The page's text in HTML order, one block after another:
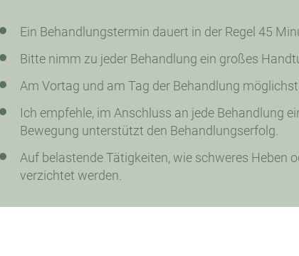
Ein Behandlungstermin dauert in der Regel 45
Bitte nimm zu jeder Behandlung ein großes
Am Vortag und am Tag der Behandlung
Ich empfehle, im Anschluss an jede Behandlung
Bewegung unterstützt den Behandlungserfolg.
Auf belastende Tätigkeiten, wie schweres Heben
verzichtet werden.